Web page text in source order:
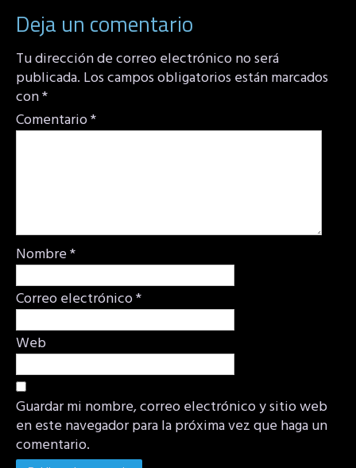
Deja un comentario
Tu dirección de correo electrónico no será
publicada. Los campos obligatorios están marcados
con*
Comentario*
Nombre*
Correo electrónico*
Web
Guardar mi nombre, correo electrónico y sitio web
en este navegador para la próxima vez que haga un
comentario.